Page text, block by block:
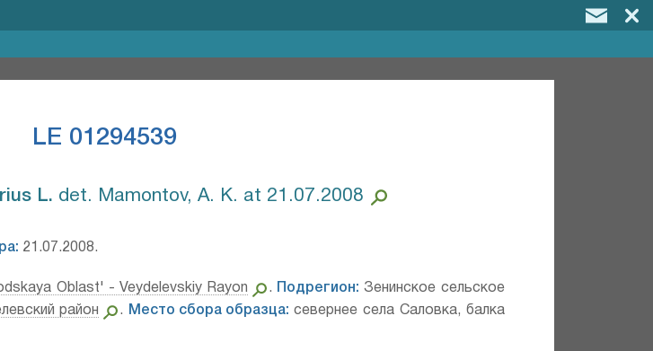
LE 01294539
L.⁣ det. Mamontov, A. K. at 21.07.2008
21.07.2008.
Oblast' - Veydelevskiy Rayon . Подрегион: Зенинское сельское
район . Место сбора образца: севернее села Саловка, балка